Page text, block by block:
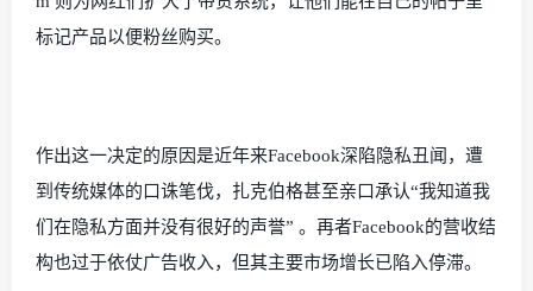
标记产品以便粉丝购买。
作出这一决定的原因是近年来Facebook深陷隐私丑闻，遭
到传统媒体的口诛笔伐，扎克伯格甚至亲口承认“我知道我
们在隐私方面并没有很好的声誉” 。再者Facebook的营收结
构也过于依仗广告收入，但其主要市场增长已陷入停滞。